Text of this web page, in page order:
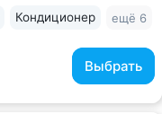
Выбрать
Кондиционер ещё 6